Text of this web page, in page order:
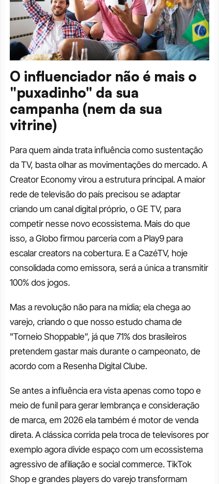
O influenciador não é mais o
"puxadinho" da sua
campanha (nem da sua
vitrine)
Para quem ainda trata influência como sustentação
da TV, basta olhar as movimentações do mercado. A
Creator Economy virou a estrutura principal. A maior
rede de televisão do país precisou se adaptar
criando um canal digital próprio, o GE TV, para
competir nesse novo ecossistema. Mais do que
isso, a Globo firmou parceria com a Play9 para
escalar creators na cobertura. E a CazéTV, hoje
consolidada como emissora, será a única a transmitir
100% dos jogos.
Mas a revolução não para na mídia; ela chega ao
varejo, criando o que nosso estudo chama de
"Torneio Shoppable”, já que 71% dos brasileiros
pretendem gastar mais durante o campeonato, de
acordo com a Resenha Digital Clube.
Se antes a influência era vista apenas como topo e
meio de funil para gerar lembrança e consideração
de marca, em 2026 ela também é motor de venda
direta. A clássica corrida pela troca de televisores por
exemplo agora divide espaço com um ecossistema
agressivo de afiliação e social commerce. TikTok
Shop e grandes players do varejo transformam